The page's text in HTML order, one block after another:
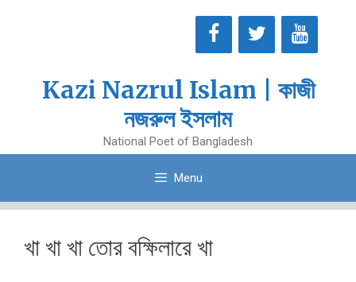
Kazi Nazrul Islam | কাজী
নজরুল ইসলাম
National Poet of Bangladesh
Menu
খা খা খা তোর বক্ষিলারে খা